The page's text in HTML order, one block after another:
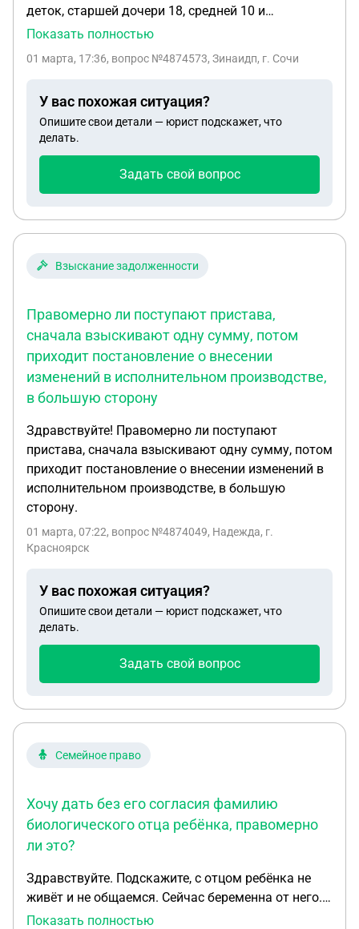
деток, старшей дочери 18, средней 10 и
младшему 7 лет. Замужем, проживаем всей
постоянной регистрации мужа и двоих наших
брака проживает с нами, у меня и у неё нет
постоянной регистрации в крае, проживаем уже
как 16 лет в г. Апшеронске по временной. В
участка мне было отказано, так как я не имею
мне объяснили в местной администрации, не
крае (как минимум пять лет), однако временная
Читала выписки из постановлений к закону КК "О
предоставлении гражданам, имеющих троих и
более детей бесплатно в собственность
земельных участков", однако не нашла там
кокретной формулировки о том, что временная
лет с момента переезда в г.Апшеронск на ПМЖ)
является законным основанием для отказа в
постановке на учёт в администрации городского
управления. Правомерны ли подобные действия
со стороны местной администрации?
Показать полностью
01 марта, 17:36, вопрос №4874573, Зинаидп, г. Сочи
У вас похожая ситуация?
Опишите свои детали — юрист подскажет, что
делать.
Задать свой вопрос
Взыскание задолженности
Правомерно ли поступают пристава,
сначала взыскивают одну сумму, потом
приходит постановление о внесении
изменений в исполнительном производстве,
в большую сторону
Здравствуйте! Правомерно ли поступают
пристава, сначала взыскивают одну сумму, потом
приходит постановление о внесении изменений в
исполнительном производстве, в большую
сторону.
01 марта, 07:22, вопрос №4874049, Надежда, г.
Красноярск
У вас похожая ситуация?
Опишите свои детали — юрист подскажет, что
делать.
Задать свой вопрос
Семейное право
Хочу дать без его согласия фамилию
биологического отца ребёнка, правомерно
ли это?
Здравствуйте. Подскажите, с отцом ребёнка не
живёт и не общаемся. Сейчас беременна от него.
Хочу дать без его согласия фамилию
Показать полностью